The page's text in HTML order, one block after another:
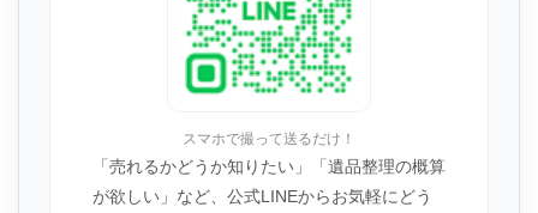
スマホで撮って送るだけ！
「売れるかどうか知りたい」「遺品整理の概算
が欲しい」など、公式LINEからお気軽にどう